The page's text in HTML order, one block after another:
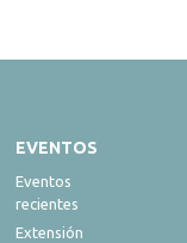
EVENTOS
Eventos
recientes
Extensión